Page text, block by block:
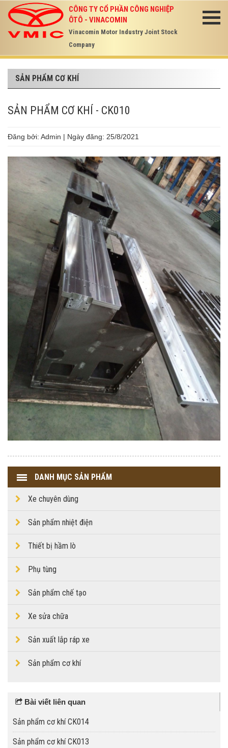
CÔNG TY CỔ PHẦN CÔNG NGHIỆP
ÔTÔ - VINACOMIN
Vinacomin Motor Industry Joint Stock
Company
SẢN PHẨM CƠ KHÍ
SẢN PHẨM CƠ KHÍ - CK010
Đăng bởi: Admin | Ngày đăng: 25/8/2021
DANH MỤC SẢN PHẨM
Xe chuyên dùng
Sản phẩm nhiệt điện
Thiết bị hầm lò
Phụ tùng
Sản phẩm chế tạo
Xe sửa chữa
Sản xuất lắp ráp xe
Sản phẩm cơ khí
Bài viết liên quan
Sản phẩm cơ khí CK014
Sản phẩm cơ khí CK013